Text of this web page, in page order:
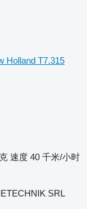
Holland T7.315
速度 40 千米/小时
SRL